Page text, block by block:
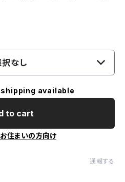
択なし
available
to cart
住まいの方向け
通報する